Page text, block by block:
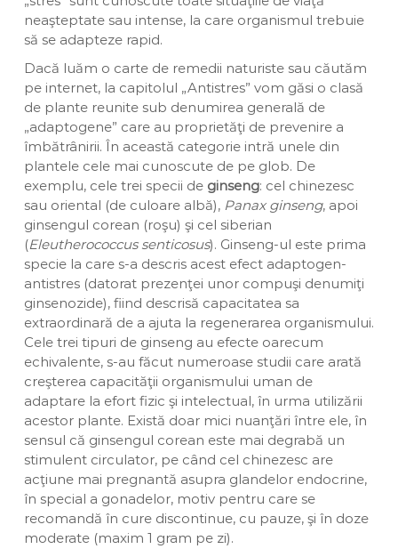
neaşteptate sau intense, la care organismul trebuie
să se adapteze rapid.
Dacă luăm o carte de remedii naturiste sau căutăm
pe internet, la capitolul „Antistres” vom găsi o clasă
de plante reunite sub denumirea generală de
„adaptogene” care au proprietăţi de prevenire a
îmbătrânirii. În această categorie intră unele din
plantele cele mai cunoscute de pe glob. De
exemplu, cele trei specii de ginseng: cel chinezesc
sau oriental (de culoare albă), Panax ginseng, apoi
ginsengul corean (roşu) şi cel siberian
(Eleutherococcus senticosus). Ginseng-ul este prima
specie la care s-a descris acest efect adaptogen-
antistres (datorat prezenţei unor compuşi denumiţi
ginsenozide), fiind descrisă capacitatea sa
extraordinară de a ajuta la regenerarea organismului.
Cele trei tipuri de ginseng au efecte oarecum
echivalente, s-au făcut numeroase studii care arată
creşterea capacităţii organismului uman de
adaptare la efort fizic şi intelectual, în urma utilizării
acestor plante. Există doar mici nuanţări între ele, în
sensul că ginsengul corean este mai degrabă un
stimulent circulator, pe când cel chinezesc are
acţiune mai pregnantă asupra glandelor endocrine,
în special a gonadelor, motiv pentru care se
recomandă în cure discontinue, cu pauze, şi în doze
moderate (maxim 1 gram pe zi).